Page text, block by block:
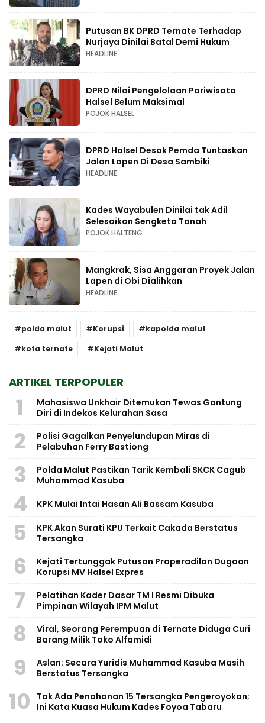
Putusan BK DPRD Ternate Terhadap
Nurjaya Dinilai Batal Demi Hukum
HEADLINE
DPRD Nilai Pengelolaan Pariwisata
Halsel Belum Maksimal
POJOK HALSEL
DPRD Halsel Desak Pemda Tuntaskan
Jalan Lapen Di Desa Sambiki
HEADLINE
Kades Wayabulen Dinilai tak Adil
Selesaikan Sengketa Tanah
POJOK HALTENG
Mangkrak, Sisa Anggaran Proyek Jalan
Lapen di Obi Dialihkan
HEADLINE
polda malut Korupsi
kapolda malut
kota ternate
Kejati Malut
ARTIKEL TERPOPULER
1
Mahasiswa Unkhair Ditemukan Tewas Gantung
Diri di Indekos Kelurahan Sasa
2
Polisi Gagalkan Penyelundupan Miras di
Pelabuhan Ferry Bastiong
3
Polda Malut Pastikan Tarik Kembali SKCK Cagub
Muhammad Kasuba
4 KPK Mulai Intai Hasan Ali Bassam Kasuba
5
KPK Akan Surati KPU Terkait Cakada Berstatus
Tersangka
6
Kejati Tertunggak Putusan Praperadilan Dugaan
Korupsi MV Halsel Expres
7
Pelatihan Kader Dasar TM I Resmi Dibuka
Pimpinan Wilayah IPM Malut
8
Viral, Seorang Perempuan di Ternate Diduga Curi
Barang Milik Toko Alfamidi
9
Aslan: Secara Yuridis Muhammad Kasuba Masih
Berstatus Tersangka
10
Tak Ada Penahanan 15 Tersangka Pengeroyokan;
Ini Kata Kuasa Hukum Kades Foyoa Tabaru